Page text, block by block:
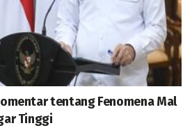
tentang Fenomena Mal
Tinggi